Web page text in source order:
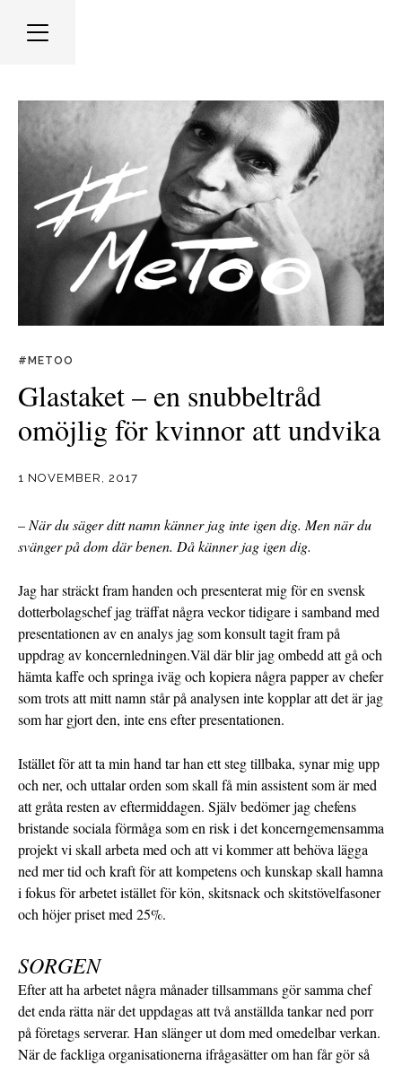
#METOO
Glastaket – en snubbeltråd
omöjlig för kvinnor att undvika
1 NOVEMBER, 2017
– När du säger ditt namn känner jag inte igen dig. Men när du
svänger på dom där benen. Då känner jag igen dig.
Jag har sträckt fram handen och presenterat mig för en svensk
dotterbolagschef jag träffat några veckor tidigare i samband med
presentationen av en analys jag som konsult tagit fram på
uppdrag av koncernledningen.Väl där blir jag ombedd att gå och
hämta kaffe och springa iväg och kopiera några papper av chefer
som trots att mitt namn står på analysen inte kopplar att det är jag
som har gjort den, inte ens efter presentationen.
Istället för att ta min hand tar han ett steg tillbaka, synar mig upp
och ner, och uttalar orden som skall få min assistent som är med
att gråta resten av eftermiddagen. Själv bedömer jag chefens
bristande sociala förmåga som en risk i det koncerngemensamma
projekt vi skall arbeta med och att vi kommer att behöva lägga
ned mer tid och kraft för att kompetens och kunskap skall hamna
i fokus för arbetet istället för kön, skitsnack och skitstövelfasoner
och höjer priset med 25%.
SORGEN
Efter att ha arbetet några månader tillsammans gör samma chef
det enda rätta när det uppdagas att två anställda tankar ned porr
på företags serverar. Han slänger ut dom med omedelbar verkan.
När de fackliga organisationerna ifrågasätter om han får gör så